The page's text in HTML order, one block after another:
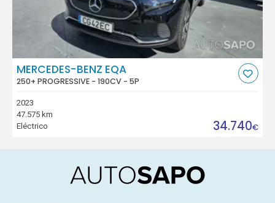
MERCEDES-BENZ EQA
250+ PROGRESSIVE - 190CV - 5P
2023
47.575 km
Eléctrico
34.740€